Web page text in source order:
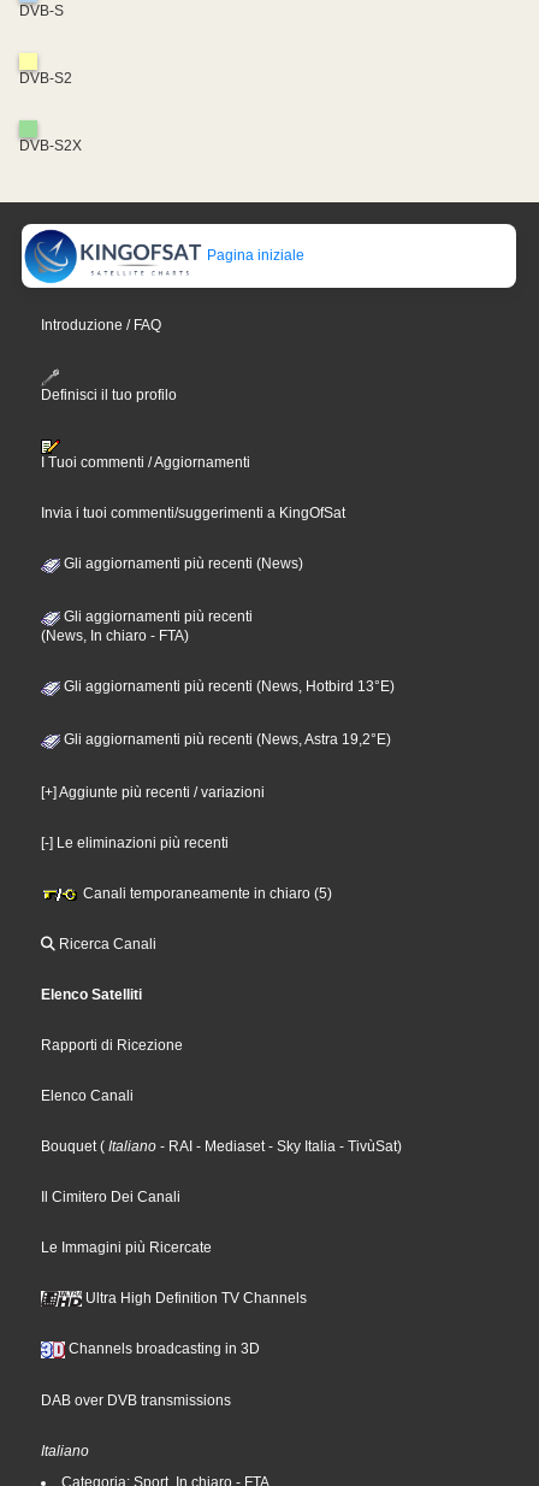
DVB-S
DVB-S2
DVB-S2X
Pagina iniziale
Introduzione / FAQ
Definisci il tuo profilo
I Tuoi commenti / Aggiornamenti
Invia i tuoi commenti/suggerimenti a KingOfSat
Gli aggiornamenti più recenti (News)
Gli aggiornamenti più recenti
(News, In chiaro - FTA)
Gli aggiornamenti più recenti (News, Hotbird 13°E)
Gli aggiornamenti più recenti (News, Astra 19,2°E)
[+] Aggiunte più recenti / variazioni
[-] Le eliminazioni più recenti
Canali temporaneamente in chiaro (5)
Ricerca Canali
Elenco Satelliti
Rapporti di Ricezione
Elenco Canali
Bouquet ( Italiano - RAI - Mediaset - Sky Italia - TivùSat)
Il Cimitero Dei Canali
Le Immagini più Ricercate
Ultra High Definition TV Channels
Channels broadcasting in 3D
DAB over DVB transmissions
Italiano
Categoria: Sport, In chiaro - FTA